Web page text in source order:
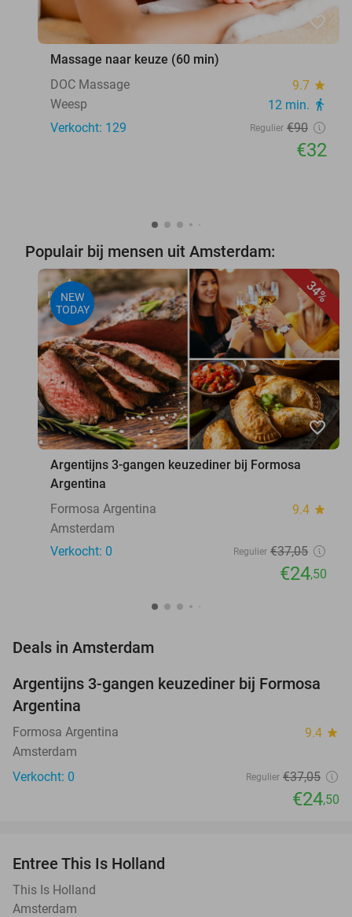
favorite_border
Massage naar keuze (60 min)
DOC Massage
9.7 star
Weesp 12 min. directions_walk
Verkocht: 129 Regulier €90
€32
Populair bij mensen uit Amsterdam:
34%
NEW
TODAY
favorite_border
Argentijns 3-gangen keuzediner bij Formosa
Argentina
Formosa Argentina
9.4 star
Amsterdam
Verkocht: 0
Regulier €37,05
€24,50
Deals in Amsterdam
34%
NEW
TODAY
Argentijns 3-gangen keuzediner bij Formosa
Argentina
Formosa Argentina 9.4 star
Amsterdam
Verkocht: 0
Regulier €37,05
€24,50
Entree This Is Holland
This Is Holland
Amsterdam